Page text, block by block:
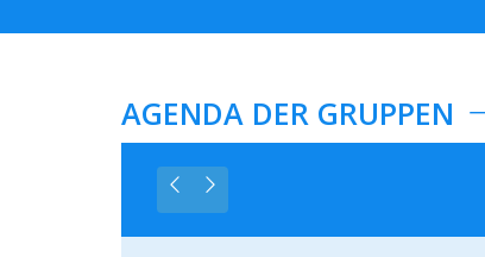
AGENDA DER GRUPPEN